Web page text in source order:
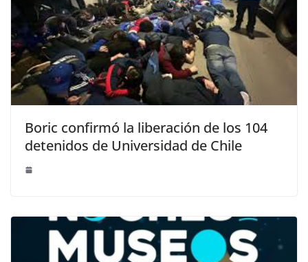
Boric confirmó la liberación de los 104
detenidos de Universidad de Chile